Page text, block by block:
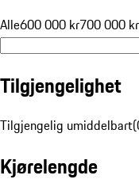
Alle600 000 kr700 000 kr
Tilgjengelighet
Tilgjengelig umiddelbart(
Kjørelengde